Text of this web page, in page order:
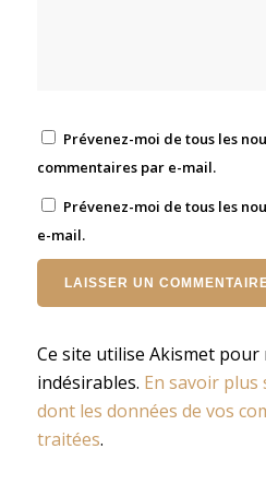
Prévenez-moi de tous les
commentaires par e-mail.
Prévenez-moi de tous les
e-mail.
Ce site utilise Akismet pour
indésirables. En savoir plus
dont les données de vos
traitées.